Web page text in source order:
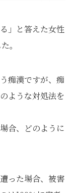
」と答えた女性
。
痴漢ですが、痴
ような対処法を
合、どのように
った場合、被害